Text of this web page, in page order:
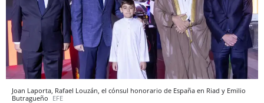
Joan Laporta, Rafael Louzán, el cónsul honorario de España en Riad y Emilio
Butragueño EFE